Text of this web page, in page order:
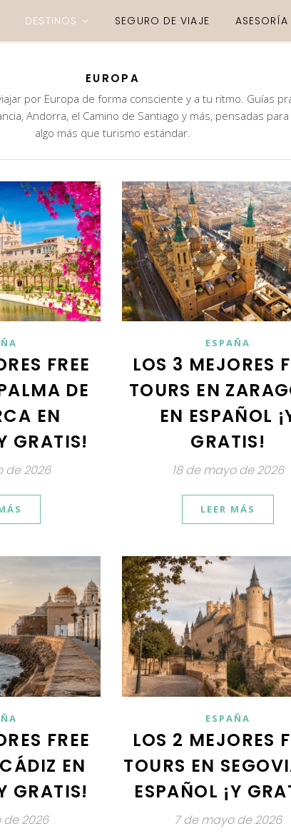
DESTINOS SEGURO DE VIAJE ASESORÍA
EUROPA
por Europa de forma consciente y a tu ritmo. Guías
Andorra, el Camino de Santiago y más, pensadas
algo más que turismo estándar.
FREE
DE
EN
GRATIS!
de 2026
ESPAÑA
LOS 3 MEJORES
TOURS EN
EN ESPAÑOL
GRATIS!
18 de mayo de 2026
LEER MÁS
FREE
EN
GRATIS!
2026
ESPAÑA
LOS 2 MEJORES
TOURS EN
ESPAÑOL ¡Y
7 de mayo de 2026